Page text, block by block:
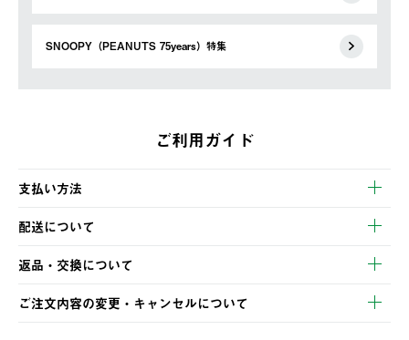
SNOOPY（PEANUTS 75years）特集
ご利用ガイド
支払い方法
以下のいずれかの方法でお支払いいただけます。
・クレジットカード決済
・コンビニ決済
・Pay-easy決済
配送について
【発送スケジュール】
ご注文・ご入金完了より2営業日以内に商品を発送いたします。
土日祝の発送はございませんので、木曜日以降のご注文は週明け
の発送となる場合がございます。
返品・交換について
※お客様都合の場合
ご注文内容の変更・キャンセルについて